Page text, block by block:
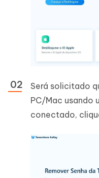
Será solicitado
PC/Mac usando
conectado,